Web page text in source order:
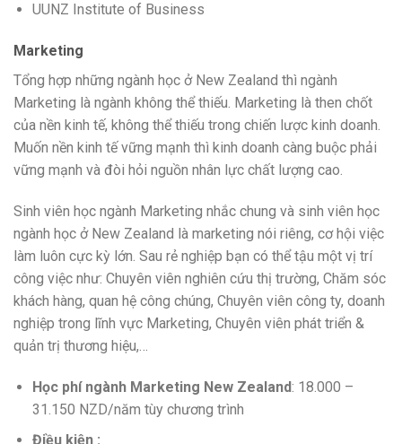
UUNZ Institute of Business
Marketing
Tổng hợp những ngành học ở New Zealand thì ngành
Marketing là ngành không thể thiếu. Marketing là then chốt
của nền kinh tế, không thể thiếu trong chiến lược kinh doanh.
Muốn nền kinh tế vững mạnh thì kinh doanh càng buộc phải
vững mạnh và đòi hỏi nguồn nhân lực chất lượng cao.
Sinh viên học ngành Marketing nhắc chung và sinh viên học
ngành học ở New Zealand là marketing nói riêng, cơ hội việc
làm luôn cực kỳ lớn. Sau rẻ nghiệp bạn có thểtậu một vị trí
công việc như: Chuyên viên nghiên cứu thị trường, Chăm sóc
khách hàng, quan hệ công chúng, Chuyên viên công ty, doanh
nghiệp trong lĩnh vực Marketing, Chuyên viên phát triển &
quản trị thương hiệu,…
Học phíngành Marketing New Zealand: 18.000 –
31.150 NZD/năm tùy chương trình
Điều kiện :